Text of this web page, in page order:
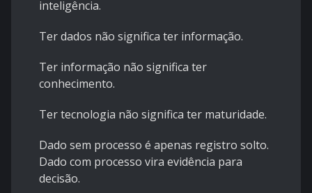
inteligência.
Ter dados não significa ter informação.
Ter informação não significa ter
conhecimento.
Ter tecnologia não significa ter maturidade.
Dado sem processo é apenas registro solto.
Dado com processo vira evidência para
decisão.